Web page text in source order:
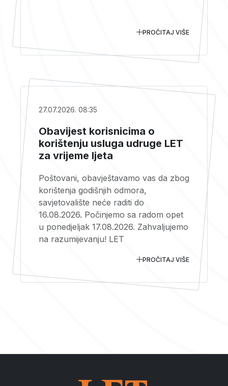
PROČITAJ VIŠE
27.07.2026. 08:35
Obavijest korisnicima o
korištenju usluga udruge LET
za vrijeme ljeta
Poštovani, obavještavamo vas da zbog
korištenja godišnjih odmora,
savjetovalište neće raditi do
16.08.2026. Počinjemo sa radom opet
u ponedjeljak 17.08.2026. Zahvaljujemo
na razumijevanju! LET
PROČITAJ VIŠE